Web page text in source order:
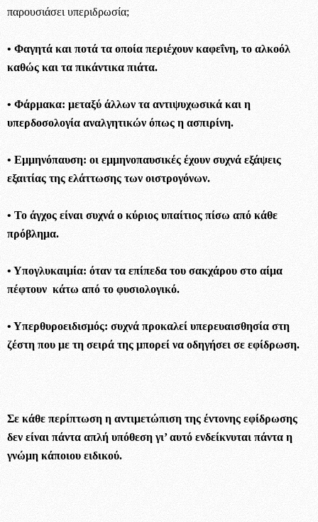
παρουσιάσει υπεριδρωσία;
• Φαγητά και ποτά τα οποία περιέχουν καφεΐνη, το αλκοόλ
καθώς και τα πικάντικα πιάτα.
• Φάρμακα: μεταξύ άλλων τα αντιψυχωσικά και η
υπερδοσολογία αναλγητικών όπως η ασπιρίνη.
• Εμμηνόπαυση: οι εμμηνοπαυσικές έχουν συχνά εξάψεις
εξαιτίας της ελάττωσης των οιστρογόνων.
• Το άγχος είναι συχνά ο κύριος υπαίτιος πίσω από κάθε
πρόβλημα.
• Υπογλυκαιμία: όταν τα επίπεδα του σακχάρου στο αίμα
πέφτουν κάτω από το φυσιολογικό.
• Υπερθυροειδισμός: συχνά προκαλεί υπερευαισθησία στη
ζέστη που με τη σειρά της μπορεί να οδηγήσει σε εφίδρωση.
Σε κάθε περίπτωση η αντιμετώπιση της έντονης εφίδρωσης
δεν είναι πάντα απλή υπόθεση γι’ αυτό ενδείκνυται πάντα η
γνώμη κάποιου ειδικού.